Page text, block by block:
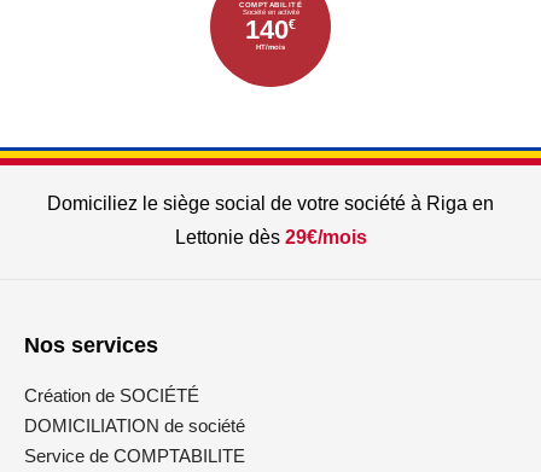
COMPTABILITÉ
Société en activité
140€
HT/mois
Domiciliez le siège social de votre société à Riga en
Lettonie dès 29€/mois
Nos services
Création de SOCIÉTÉ
DOMICILIATION de société
Service de COMPTABILITE